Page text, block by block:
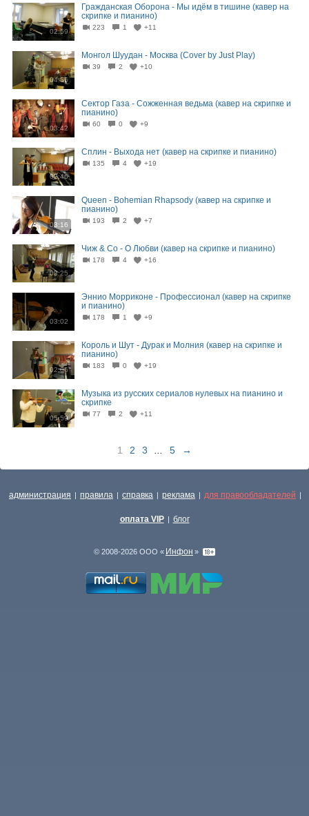
02:59
Гражданская Оборона - Мы идём в тишине (кавер на
скрипке и пианино)
223 1 +11
04:56
Монгол Шуудан - Москва (Cover by Just Play)
39 2 +10
03:42
Сектор Газа - Сожженная ведьма (кавер на скрипке и
пианино)
60 0 +9
02:46
Сплин - Выхода нет (кавер на скрипке и пианино)
135 4 +19
03:16
Queen - Bohemian Rhapsody (кавер на скрипке и
пианино)
193 2 +7
03:25
Чиж & Co - О Любви (кавер на скрипке и пианино)
178 4 +16
03:02
Эннио Морриконе - Профессионал (кавер на скрипке
и пианино)
178 1 +9
02:06
Король и Шут - Дурак и Молния (кавер на скрипке и
пианино)
183 0 +19
05:59
Музыка из русских сериалов нулевых на пианино и
скрипке
77 2 +11
1 2 3 5 →
администрация | правила | справка | реклама | для правообладателей |
оплата VIP | блог
© 2008-2026 ООО « Инфон »